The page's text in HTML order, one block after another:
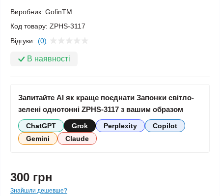
Виробник: GofinTM
Код товару: ZPHS-3117
Відгуки: (0)
В наявності
Запитайте AI як краще поєднати Запонки світло-
зелені однотонні ZPHS-3117 з вашим образом
ChatGPT Grok Perplexity
Copilot
Gemini
Claude
300 грн
Знайшли дешевше?